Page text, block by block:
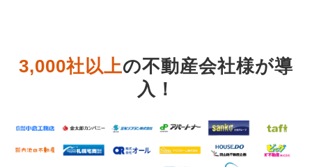
3,000社以上の不動産会社様が導
入 ！